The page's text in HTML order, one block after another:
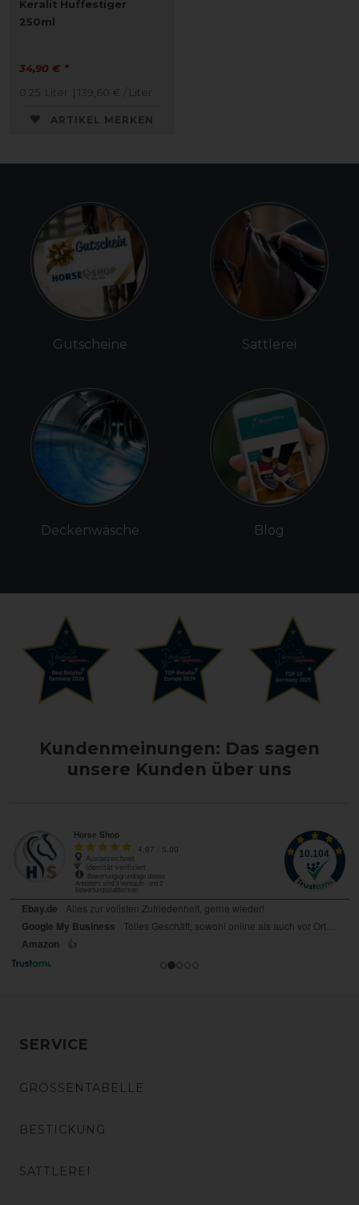
Keralit Huffestiger
250ml
34,90 € *
0.25 Liter | 139,60 € / Liter
ARTIKEL MERKEN
Gutscheine
Deckenwäsche
Sattlerei
Blog
Kundenmeinungen: Das sagen
unsere Kunden über uns
SERVICE
GRÖSSENTABELLE
BESTICKUNG
SATTLEREI